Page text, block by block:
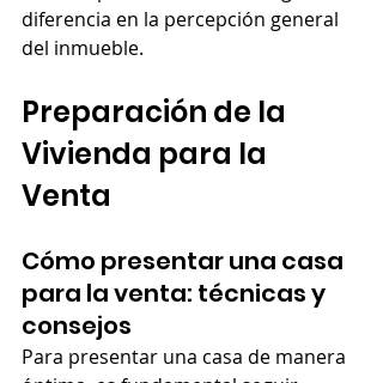
diferencia en la percepción general
del inmueble.
Preparación de la
Vivienda para la
Venta
Cómo presentar una casa
para la venta: técnicas y
consejos
Para presentar una casa de manera